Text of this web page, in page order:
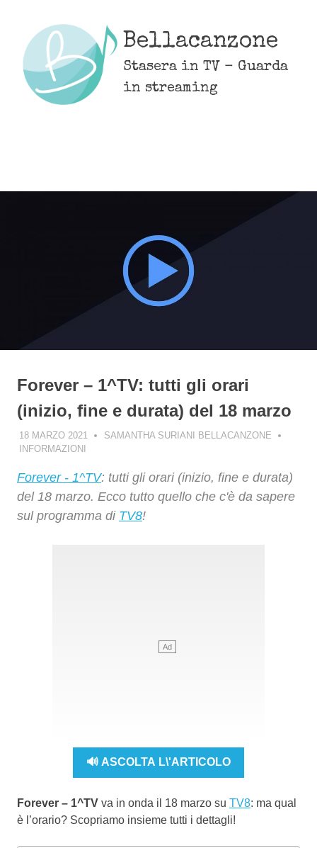
content
Bellacanzone
Stasera in TV - Guarda
in streaming
Forever – 1^TV: tutti gli orari
(inizio, fine e durata) del 18 marzo
18 MARZO 2021
SAMANTHA SURIANI BELLACANZONE
INFORMAZIONI
Forever - 1^TV: tutti gli orari (inizio, fine e durata)
del 18 marzo. Ecco tutto quello che c'è da sapere
sul programma di TV8!
🔊 ASCOLTA L\'ARTICOLO
Forever – 1^TV va in onda il 18 marzo su TV8: ma qual
è l’orario? Scopriamo insieme tutti i dettagli!